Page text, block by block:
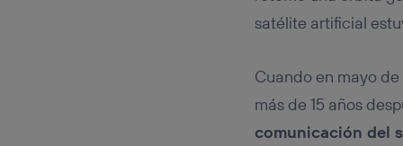
satélite artificial
Cuando en mayo
más de 15 años
comunicación del
conecte
Si